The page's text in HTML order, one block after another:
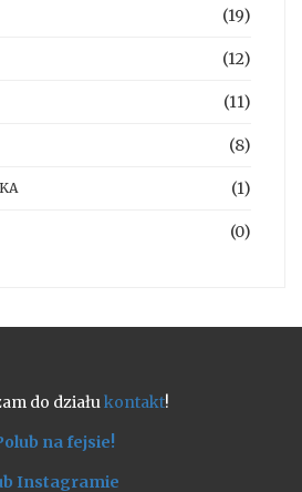
(19)
(12)
(11)
(8)
(1)
(0)
do działukontakt!
na fejsie!
Instagramie